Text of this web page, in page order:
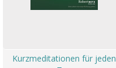
Kurzmeditationen für jeden